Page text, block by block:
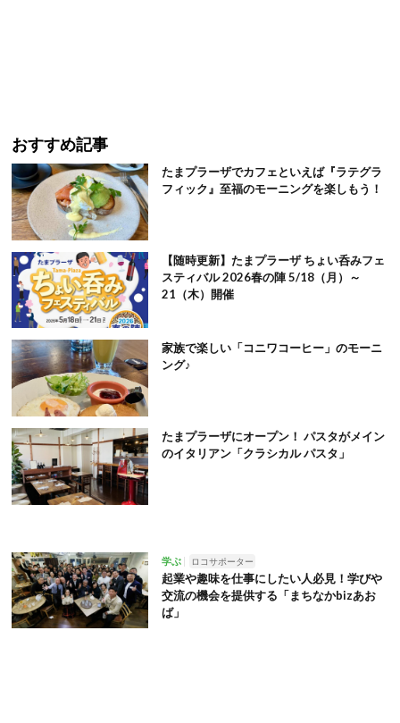
おすすめ記事
たまプラーザでカフェといえば『ラテグラ
フィック』至福のモーニングを楽しもう！
【随時更新】たまプラーザ ちょい呑みフェ
スティバル 2026春の陣 5/18（月）～
21（木）開催
家族で楽しい「コニワコーヒー」のモーニ
ング♪
たまプラーザにオープン！ パスタがメイン
のイタリアン「クラシカル パスタ」
学ぶ ロコサポーター
起業や趣味を仕事にしたい人必見！学びや
交流の機会を提供する「まちなかbizあお
ば」